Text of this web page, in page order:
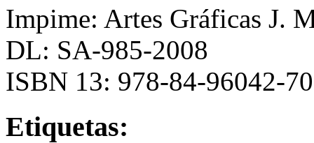
Impime: Artes Gráficas J.
DL: SA-985-2008
ISBN 13: 978-84-96042-
Etiquetas: